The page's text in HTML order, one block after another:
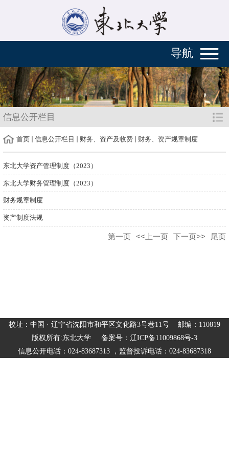
导航
信息公开栏目
首页 信息公开栏目 财务、资产及收费 财务、资产规章制度
东北大学资产管理制度（2023）
东北大学财务管理制度（2023）
财务规章制度
资产制度法规
第一页 <<上一页 下一页>> 尾页
校址：中国 · 辽宁省沈阳市和平区文化路3号巷11号 邮编：110819
版权所有:东北大学 备案号：辽ICP备11009868号-3
信息公开电话：024-83687313 ，监督投诉电话：024-83687318